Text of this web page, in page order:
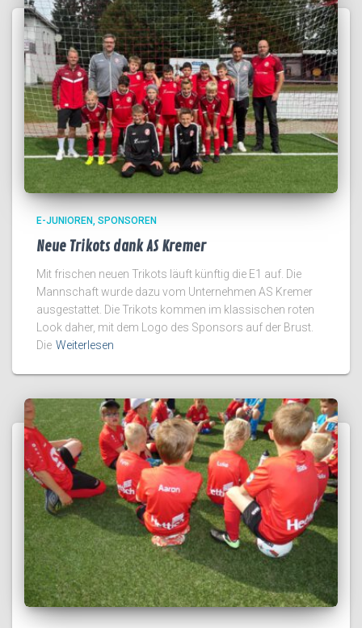
E-JUNIOREN SPONSOREN
Neue Trikots dank AS Kremer
Mit frischen neuen Trikots läuft künftig die E1 auf. Die
Mannschaft wurde dazu vom Unternehmen AS Kremer
ausgestattet. Die Trikots kommen im klassischen roten
Look daher, mit dem Logo des Sponsors auf der Brust.
Die Weiterlesen